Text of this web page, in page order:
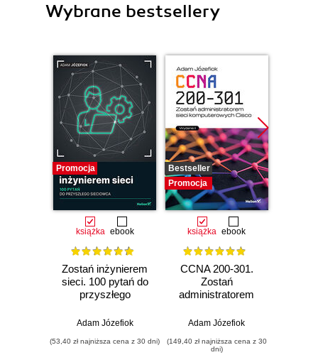
Wybrane bestsellery
Promocja
książka ebook
Zostań inżynierem
sieci. 100 pytań do
przyszłego
Adam Józefiok
(53,40 zł najniższa cena z 30 dni)
Bestseller
Promocja
książka ebook
CCNA 200-301.
Zostań
administratorem
komputerowych
Adam Józefiok
(149,40 zł najniższa cena z 30
dni)